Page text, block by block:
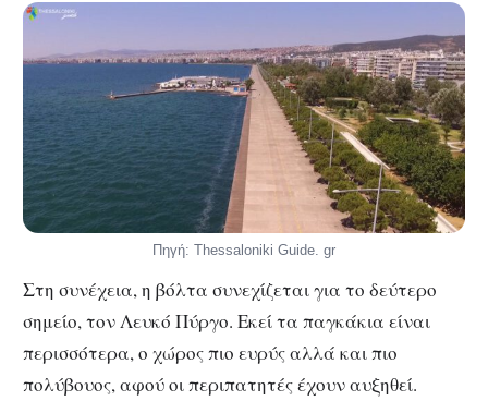
Πηγή: Thessaloniki Guide. gr
Στη συνέχεια, η βόλτα συνεχίζεται για το δεύτερο
σημείο, τον Λευκό Πύργο. Εκεί τα παγκάκια είναι
περισσότερα, ο χώρος πιο ευρύς αλλά και πιο
πολύβουος, αφού οι περιπατητές έχουν αυξηθεί.